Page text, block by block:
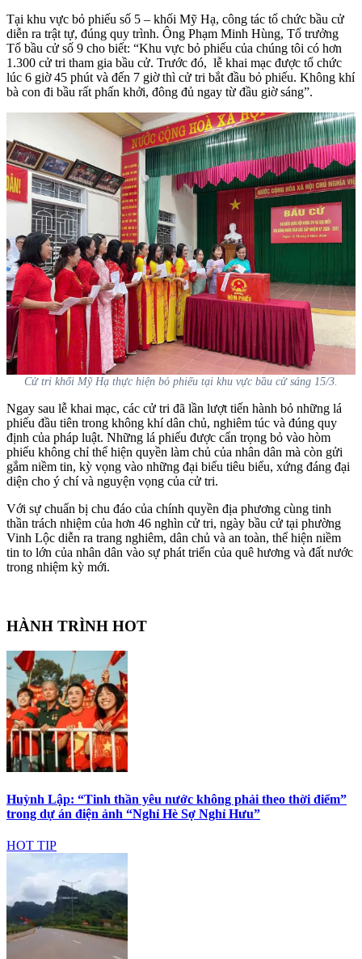
Tại khu vực bỏ phiếu số 5 – khối Mỹ Hạ, công tác tổ chức bầu cử
diễn ra trật tự, đúng quy trình. Ông Phạm Minh Hùng, Tổ trưởng
Tổ bầu cử số 9 cho biết: “Khu vực bỏ phiếu của chúng tôi có hơn
1.300 cử tri tham gia bầu cử. Trước đó, lễ khai mạc được tổ chức
lúc 6 giờ 45 phút và đến 7 giờ thì cử tri bắt đầu bỏ phiếu. Không khí
bà con đi bầu rất phấn khởi, đông đủ ngay từ đầu giờ sáng”.
Cử tri khối Mỹ Hạ thực hiện bỏ phiếu tại khu vực bầu cử sáng 15/3.
Ngay sau lễ khai mạc, các cử tri đã lần lượt tiến hành bỏ những lá
phiếu đầu tiên trong không khí dân chủ, nghiêm túc và đúng quy
định của pháp luật. Những lá phiếu được cẩn trọng bỏ vào hòm
phiếu không chỉ thể hiện quyền làm chủ của nhân dân mà còn gửi
gắm niềm tin, kỳ vọng vào những đại biểu tiêu biểu, xứng đáng đại
diện cho ý chí và nguyện vọng của cử tri.
Với sự chuẩn bị chu đáo của chính quyền địa phương cùng tinh
thần trách nhiệm của hơn 46 nghìn cử tri, ngày bầu cử tại phường
Vinh Lộc diễn ra trang nghiêm, dân chủ và an toàn, thể hiện niềm
tin to lớn của nhân dân vào sự phát triển của quê hương và đất nước
trong nhiệm kỳ mới.
HÀNH TRÌNH HOT
Huỳnh Lập: “Tinh thần yêu nước không phải theo thời điểm”
trong dự án điện ảnh “Nghỉ Hè Sợ Nghỉ Hưu”
HOT TIP